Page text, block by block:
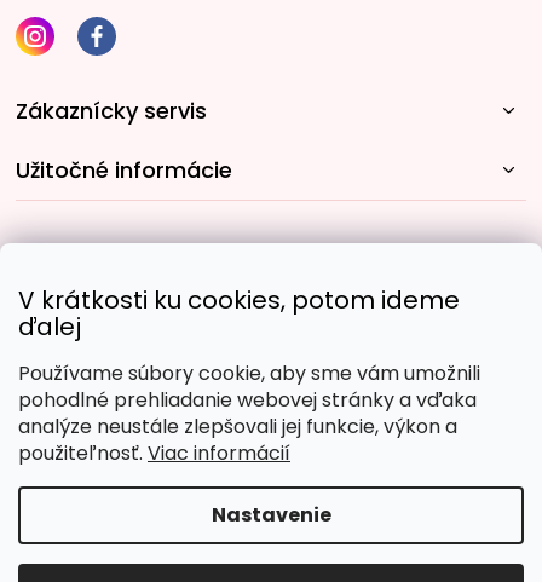
V krátkosti ku cookies, potom ideme
ďalej
Používame súbory cookie, aby sme vám umožnili
pohodlné prehliadanie webovej stránky a vďaka
analýze neustále zlepšovali jej funkcie, výkon a
použiteľnosť. Viac informácií
Nastavenie
Zákaznícky servis
Užitočné informácie
Obľúbené spôsoby platby:
Copyright 2026Malujpodlacisel.sk. Všetky práva
vyhradené.Upraviť nastavenie cookies